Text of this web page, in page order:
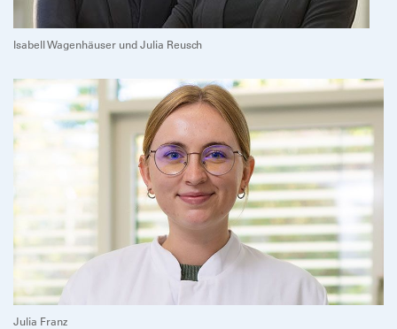
Isabell Wagenhäuser und Julia Reusch
Julia Franz